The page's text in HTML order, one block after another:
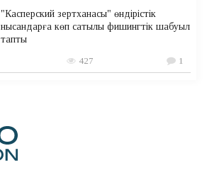
"Касперский зертханасы" өндірістік
нысандарға көп сатылы фишингтік шабуыл
тапты
427 1